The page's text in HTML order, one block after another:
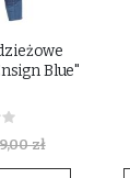
Blue"
zł